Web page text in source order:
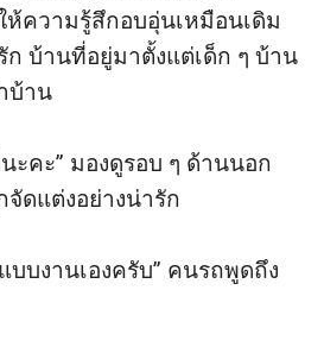
ห้ความรู้สึกอบอุ่นเหมือนเดิม
ก บ้านที่อยู่มาตั้งแต่เด็ก ๆ บ้าน
บ้าน
ะคะ” มองดูรอบ ๆ ด้านนอก
ดแต่งอย่างน่ารัก
บงานเองครับ” คนรถพูดถึง